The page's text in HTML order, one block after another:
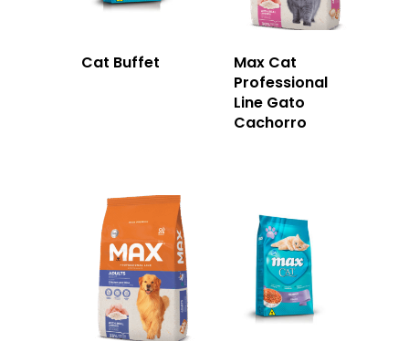
Cat Buffet
Max Cat
Professional
Line Gato
Cachorro